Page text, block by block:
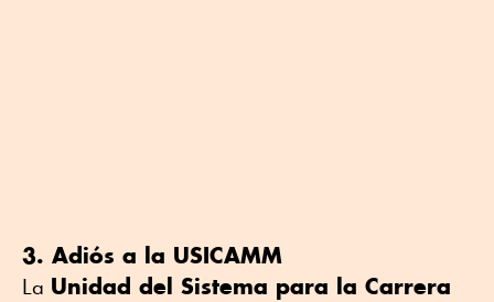
3. Adiós a la USICAMM
La Unidad del Sistema para la Carrera